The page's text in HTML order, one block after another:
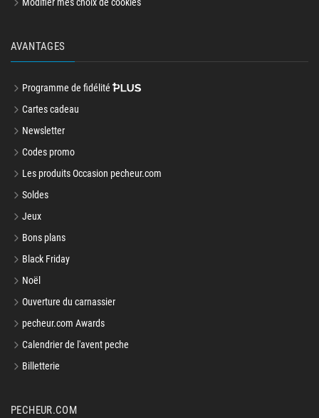
AVANTAGES
Programme de fidélité
Cartes cadeau
Newsletter
Codes promo
Les produits Occasion pecheur.com
Soldes
Jeux
Bons plans
Black Friday
Noël
Ouverture du carnassier
pecheur.com Awards
Calendrier de l'avent peche
Billetterie
PECHEUR.COM